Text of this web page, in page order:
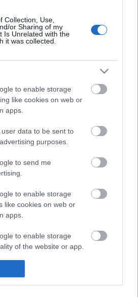
Collection, Use,
or Sharing of my
Is Unrelated with the
it was collected.
to enable storage
like cookies on web or
apps.
data to be sent to
purposes.
to send me
to enable storage
like cookies on web or
apps.
to enable storage
of the website or app.
to enable storage